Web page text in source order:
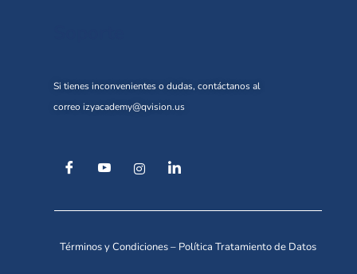
Si tienes inconvenientes o dudas, contáctanos al
correo izyacademy@qvision.us
Términos y Condiciones– Política Tratamiento de Datos